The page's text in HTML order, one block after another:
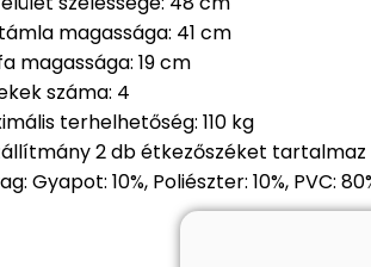
magassága: 41 cm
magassága: 19 cm
száma: 4
terhelhetőség: 110 kg
2 db étkezőszéket tartalmaz
Gyapot: 10%, Poliészter: 10%, PVC: